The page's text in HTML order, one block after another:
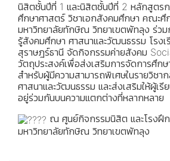
นิสิตชั้นปีที่ 1 และนิสิตชั้นปีที่ 2 หลักสูตร
ศึกษาศาสตร์ วิชาเอกสังคมศึกษา คณะศึ
มหาวิทยาลัยทักษิณ วิทยาเขตพัทลุง ร่วม
รู้สังคมศึกษา ศาสนาและวัฒนธรรม โรงเ
สุราษฎร์ธานี จัดกิจกรรมค่ายสังคม
วัตถุประสงค์เพื่อส่งเสริมการจัดการศึกษ
สำหรับผู้มีความสามารถพิเศษในรายวิชา
ศาสนาและวัฒนธรรม และส่งเสริมให้ผู้เรี
อยู่ร่วมกันบนความแตกต่างที่หลากหลาย
ณ ศูนย์กิจกรรมนิสิต และโรงฝึ
มหาวิทยาลัยทักษิณ วิทยาเขตพัทลุง